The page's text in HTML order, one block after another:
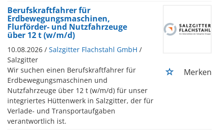
Berufskraftfahrer für
Erdbewegungsmaschinen,
Flurförder- und Nutzfahrzeuge
über 12 t (w/m/d)
10.08.2026 / Salzgitter Flachstahl GmbH /
Salzgitter
Wir suchen einen Berufskraftfahrer für
Erdbewegungsmaschinen und
Nutzfahrzeuge über 12 t (w/m/d) für unser
integriertes Hüttenwerk in Salzgitter, der für
Verlade- und Transportaufgaben
verantwortlich ist.
Merken